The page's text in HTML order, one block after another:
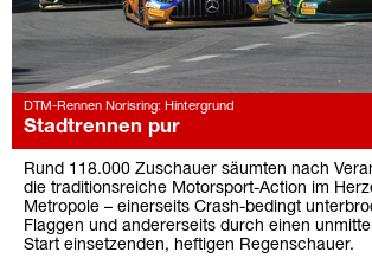
DTM-Rennen Norisring: Hintergrund
Stadtrennen pur
Rund 118.000 Zuschauer säumten nach
die traditionsreiche Motorsport-Action im
Metropole – einerseits Crash-bedingt
Flaggen und andererseits durch einen
Start einsetzenden, heftigen Regenschauer.